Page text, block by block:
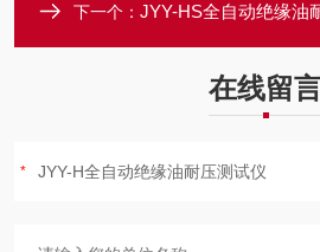
下一个： JYY-HS全自动绝缘油
在线留